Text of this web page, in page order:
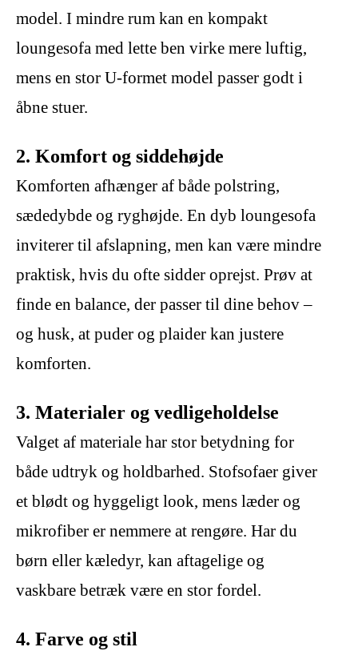
model. I mindre rum kan en kompakt
loungesofa med lette ben virke mere luftig,
mens en stor U-formet model passer godt i
åbne stuer.
2. Komfort og siddehøjde
Komforten afhænger af både polstring,
sædedybde og ryghøjde. En dyb loungesofa
inviterer til afslapning, men kan være mindre
praktisk, hvis du ofte sidder oprejst. Prøv at
finde en balance, der passer til dine behov –
og husk, at puder og plaider kan justere
komforten.
3. Materialer og vedligeholdelse
Valget af materiale har stor betydning for
både udtryk og holdbarhed. Stofsofaer giver
et blødt og hyggeligt look, mens læder og
mikrofiber er nemmere at rengøre. Har du
børn eller kæledyr, kan aftagelige og
vaskbare betræk være en stor fordel.
4. Farve og stil